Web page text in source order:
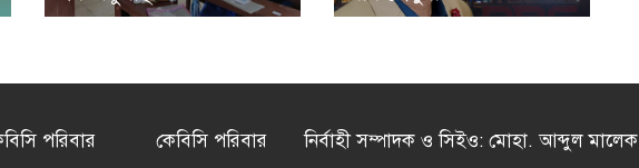
পরিবার কেবিসি পরিবার নির্বাহী সম্পাদক ও সিইও: মোহা. আব্দুল